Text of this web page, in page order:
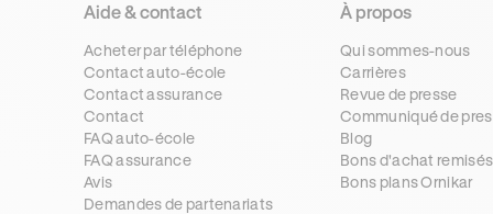
Aide & contact
Acheter par téléphone
Contact auto-école
Contact assurance
Contact
FAQ auto-école
FAQ assurance
Avis
Demandes de partenariats
À propos
Qui sommes-nous
Carrières
Revue de presse
Communiqué de
Blog
Bons d'achat remisés
Bons plans Ornikar